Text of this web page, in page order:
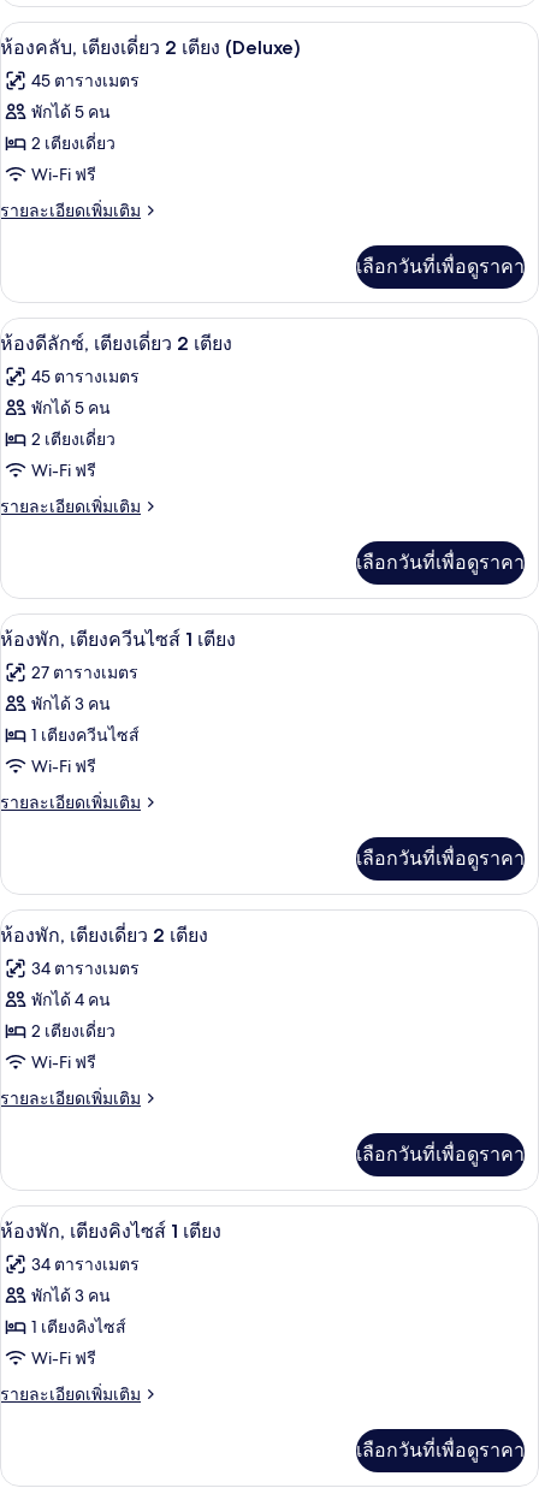
กับ
ห้อง
เปิด
ภาพถ่าย
ทั้งหมด
ของ
ห้อง
คลับ,
เดี่ยว
เตียง
(Deluxe)
ห้องคลับ, เตียงเดี่ยว 2 เตียง
4
ห้องคลับ, เตียงเดี่ยว 2 เตียง (Deluxe)
45 ตารางเมตร
พักได้ 5 คน
2 เตียงเดี่ยว
Wi-Fi ฟรี
รายละเอียดเพิ่มเติม
ราย
เกี่ยว
กับ
ห้อง
เตียง
เดี่ยว
เตียง
(Deluxe)
เลือกวันที่เพื่อดูราคา
เปิด
ภาพถ่าย
ทั้งหมด
ของ
ห้อง
ดี
ซ์,
เตียง
เดี่ยว
2
เตียง
ห้องดีลักซ์, เตียงเดี่ยว 2 เตียง | ผ้านว
4
ห้องดีลักซ์, เตียงเดี่ยว 2 เตียง
45 ตารางเมตร
พักได้ 5 คน
2 เตียงเดี่ยว
Wi-Fi ฟรี
รายละเอียดเพิ่มเติม
ราย
เกี่ยว
กับ
ห้อง
ลัก
ซ์,
เดี่ยว
2
เลือกวันที่เพื่อดูราคา
เปิด
ภาพถ่าย
ทั้งหมด
ของ
ห้อง
พัก,
ควีน
ไซส์
1
เตียง
ห้องพัก, เตียงควีนไซส์ 1 เตียง | ผ้านว
7
ห้องพัก, เตียงควีนไซส์ 1 เตียง
27 ตารางเมตร
พักได้ 3 คน
1 เตียงควีนไซส์
Wi-Fi ฟรี
รายละเอียดเพิ่มเติม
ราย
เกี่ยว
กับ
ห้อง
เตียง
ควีน
เตียง
เลือกวันที่เพื่อดูราคา
เปิด
ภาพถ่าย
ทั้งหมด
ของ
ห้อง
พัก,
เดี่ยว
เตียง
ห้องพัก, เตียงเดี่ยว 2 เตียง | ผ้านวมข
6
ห้องพัก, เตียงเดี่ยว 2 เตียง
34 ตารางเมตร
พักได้ 4 คน
2 เตียงเดี่ยว
Wi-Fi ฟรี
รายละเอียดเพิ่มเติม
ราย
เกี่ยว
กับ
ห้อง
เตียง
เดี่ยว
เตียง
เลือกวันที่เพื่อดูราคา
เปิด
ภาพถ่าย
ทั้งหมด
ของ
ห้อง
พัก,
คิง
ห้องพัก, เตียงคิงไซส์ 1 เตียง | ผ้านวม
5
ห้องพัก, เตียงคิงไซส์ 1 เตียง
34 ตารางเมตร
พักได้ 3 คน
1 เตียงคิงไซส์
Wi-Fi ฟรี
รายละเอียดเพิ่มเติม
ราย
เกี่ยว
เลือกวันที่เพื่อดูราคา